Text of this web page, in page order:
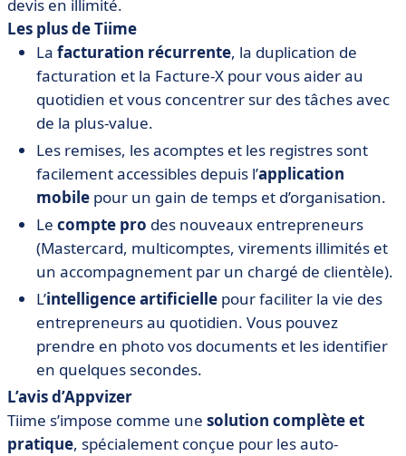
devis en illimité.
Les plus de Tiime
La facturation récurrente, la duplication de
facturation et la Facture-X pour vous aider au
quotidien et vous concentrer sur des tâches avec
de la plus-value.
Les remises, les acomptes et les registres sont
facilement accessibles depuis l’application
mobile pour un gain de temps et d’organisation.
Le compte pro des nouveaux entrepreneurs
(Mastercard, multicomptes, virements illimités et
un accompagnement par un chargé de clientèle).
L’intelligence artificielle pour faciliter la vie des
entrepreneurs au quotidien. Vous pouvez
prendre en photo vos documents et les identifier
en quelques secondes.
L’avis d’Appvizer
Tiime s’impose comme une solution complète et
pratique, spécialement conçue pour les auto-